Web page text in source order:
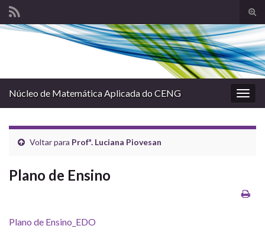
de
Search for:
Núcleo de Matemática Aplicada do CENG
Voltar para Profª. Luciana Piovesan
Plano de Ensino
Plano de Ensino_EDO